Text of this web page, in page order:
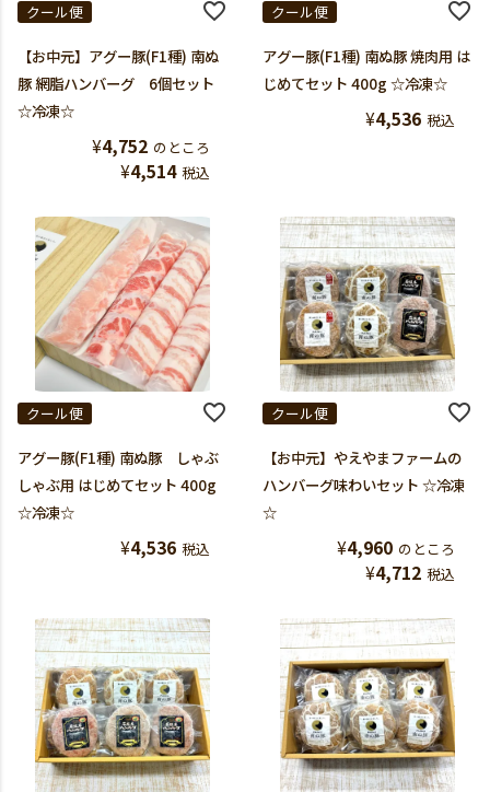
クール便
【お中元】アグー豚(F1種) 南ぬ
豚 網脂ハンバーグ 6個セット
☆冷凍☆
¥4,752 のところ
¥4,514 税込
クール便
アグー豚(F1種) 南ぬ豚 焼肉用 は
じめてセット 400g ☆冷凍☆
¥4,536 税込
クール便
アグー豚(F1種) 南ぬ豚 しゃぶ
しゃぶ用 はじめてセット 400g
☆冷凍☆
¥4,536 税込
クール便
【お中元】やえやまファームの
ハンバーグ味わいセット ☆冷凍
☆
¥4,960 のところ
¥4,712 税込